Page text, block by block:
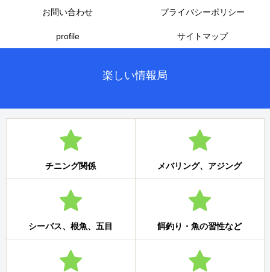
楽しい情報局
お問い合わせ プライバシーポリシー
profile サイトマップ
チニング関係 メバリング、アジング
シーバス、根魚、五目 餌釣り・魚の習性など